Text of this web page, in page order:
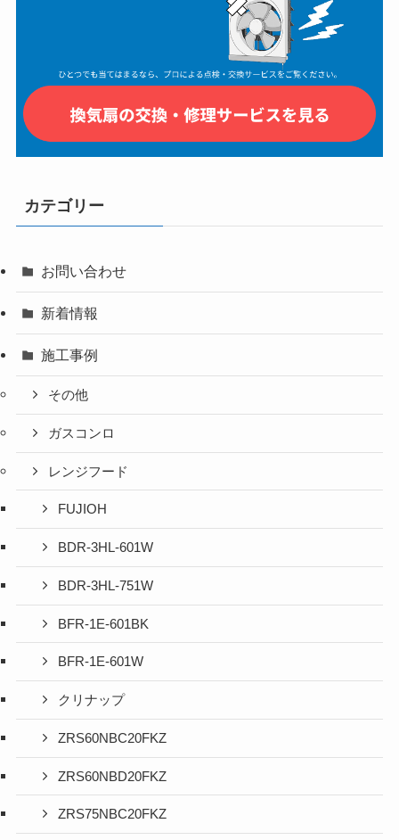
カテゴリー
お問い合わせ
新着情報
施工事例
その他
ガスコンロ
レンジフード
FUJIOH
BDR-3HL-601W
BDR-3HL-751W
BFR-1E-601BK
BFR-1E-601W
クリナップ
ZRS60NBC20FKZ
ZRS60NBD20FKZ
ZRS75NBC20FKZ